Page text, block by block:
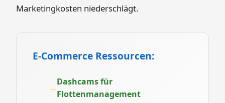
Marketingkosten niederschlägt.
E-Commerce Ressourcen:
Dashcams für
Flottenmanagement